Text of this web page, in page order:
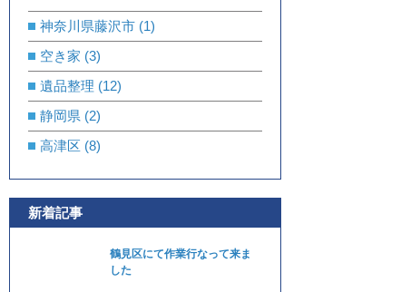
神奈川県藤沢市 (1)
空き家 (3)
遺品整理 (12)
静岡県 (2)
高津区 (8)
新着記事
鶴見区にて作業行なって来ま
した